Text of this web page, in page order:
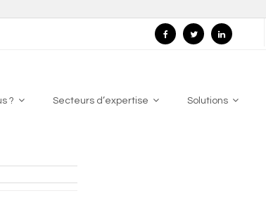
? Secteurs d’expertise Solutions